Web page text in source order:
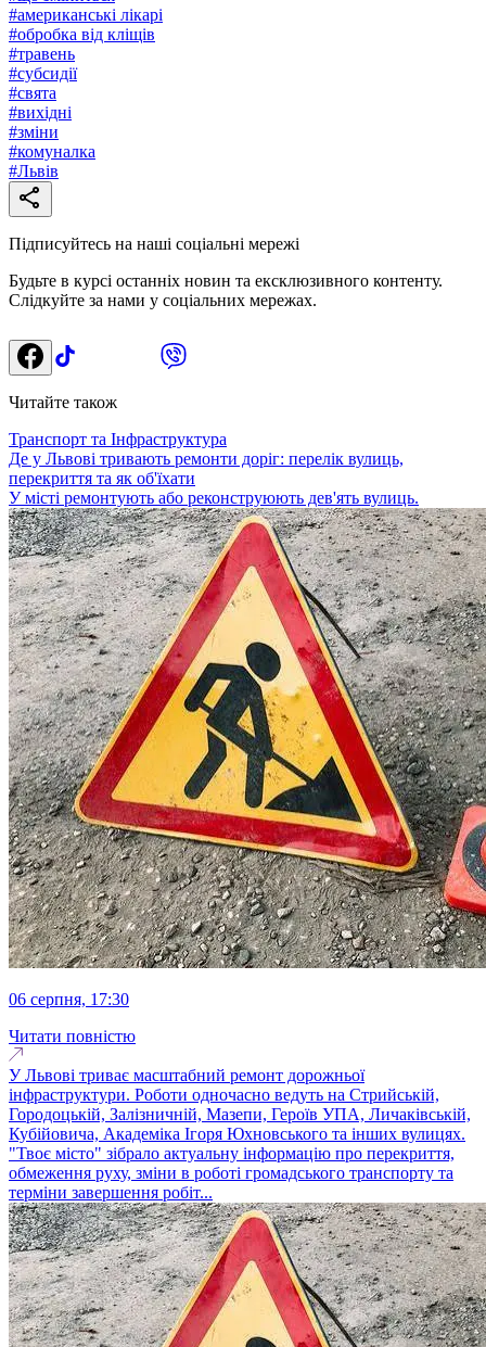
#американські лікарі
#обробка від кліщів
#травень
#субсидії
#свята
#вихідні
#зміни
#комуналка
#Львів
Підписуйтесь на наші соціальні мережі
Будьте в курсі останніх новин та ексклюзивного контенту.
Слідкуйте за нами у соціальних мережах.
Читайте також
Транспорт та Інфраструктура
Де у Львові тривають ремонти доріг: перелік вулиць,
перекриття та як об'їхати
У місті ремонтують або реконструюють дев'ять вулиць.
06 серпня, 17:30
Читати повністю
У Львові триває масштабний ремонт дорожньої
інфраструктури. Роботи одночасно ведуть на Стрийській,
Городоцькій, Залізничній, Мазепи, Героїв УПА, Личаківській,
Кубійовича, Академіка Ігоря Юхновського та інших вулицях.
"Твоє місто" зібрало актуальну інформацію про перекриття,
обмеження руху, зміни в роботі громадського транспорту та
терміни завершення робіт...